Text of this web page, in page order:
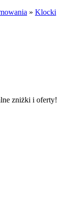
» Klocki
zniżki i oferty!